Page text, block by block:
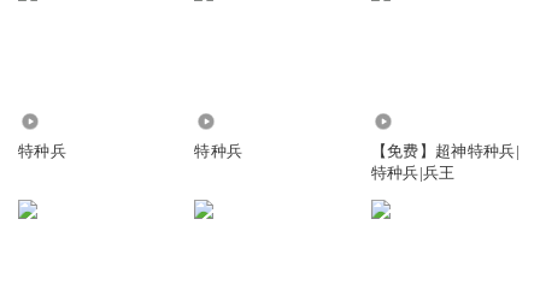
特种兵 特种兵
【免费】超神特种兵|
特种兵|兵王